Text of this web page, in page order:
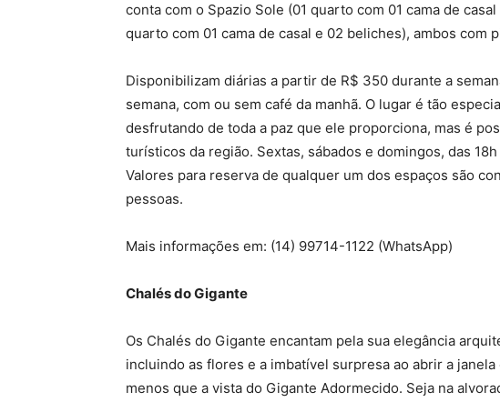
conta com o Spazio Sole (01 quarto com 01 cama de
quarto com 01 cama de casal e 02 beliches), ambos com
Disponibilizam diárias a partir de R$ 350 durante a
semana, com ou sem café da manhã. O lugar é tão
desfrutando de toda a paz que ele proporciona, mas é
turísticos da região. Sextas, sábados e domingos, das
Valores para reserva de qualquer um dos espaços são
pessoas.
Mais informações em: (14) 99714-1122 (WhatsApp)
Chalés do Gigante
Os Chalés do Gigante encantam pela sua elegância
incluindo as flores e a imbatível surpresa ao abrir a
menos que a vista do Gigante Adormecido. Seja na